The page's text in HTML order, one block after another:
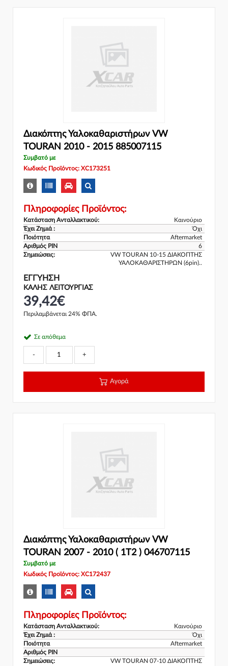
Διακόπτης Υαλοκαθαριστήρων VW
TOURAN 2010 - 2015 885007115
Συμβατό με
Κωδικός Προϊόντος: XC173251
Πληροφορίες Προϊόντος:
Κατάσταση Ανταλλακτικού:
Καινούριο
Έχει Ζημιά :
Όχι
Ποιότητα
Aftermarket
Αριθμός PIN
6
Σημειώσεις:
VW TOURAN 10-15 ΔΙΑΚΟΠΤΗΣ
ΥΑΛΟΚΑΘΑΡΙΣΤΗΡΩΝ (6pin)..
ΕΓΓΎΗΣΗ
ΚΑΛΗΣ ΛΕΙΤΟΥΡΓΙΑΣ
39,42€
Περιλαμβάνεται 24% ΦΠΑ.
Σε απόθεμα
- +
Αγορά
Διακόπτης Υαλοκαθαριστήρων VW
TOURAN 2007 - 2010 ( 1T2 ) 046707115
Συμβατό με
Κωδικός Προϊόντος: XC172437
Πληροφορίες Προϊόντος:
Κατάσταση Ανταλλακτικού:
Καινούριο
Έχει Ζημιά :
Όχι
Ποιότητα
Aftermarket
Αριθμός PIN
Σημειώσεις:
VW TOURAN 07-10 ΔΙΑΚΟΠΤΗΣ